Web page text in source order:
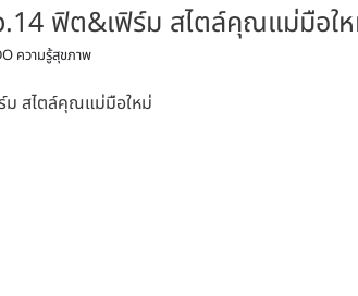
ฟิต&เฟิร์ม สไตล์คุณแม่มือใ
ความรู้สุขภาพ
สไตล์คุณแม่มือใหม่